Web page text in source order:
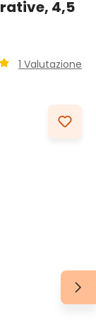
4,5
1 Valutazione